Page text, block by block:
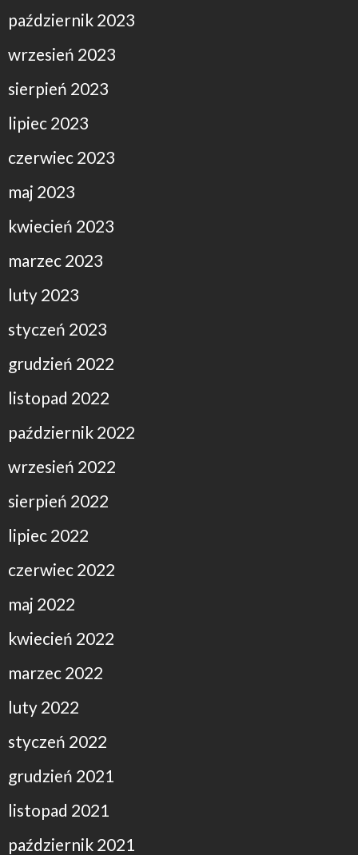
październik 2023
wrzesień 2023
sierpień 2023
lipiec 2023
czerwiec 2023
maj 2023
kwiecień 2023
marzec 2023
luty 2023
styczeń 2023
grudzień 2022
listopad 2022
październik 2022
wrzesień 2022
sierpień 2022
lipiec 2022
czerwiec 2022
maj 2022
kwiecień 2022
marzec 2022
luty 2022
styczeń 2022
grudzień 2021
listopad 2021
październik 2021